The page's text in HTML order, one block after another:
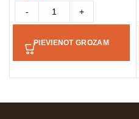
- +
PIEVIENOT GROZAM